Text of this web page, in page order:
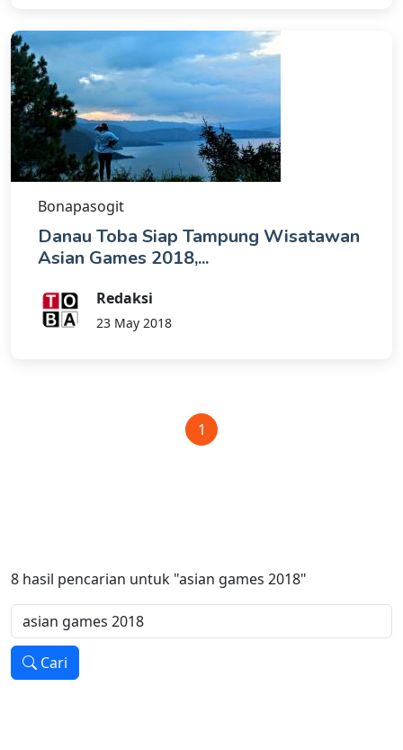
Bonapasogit
Danau Toba Siap Tampung Wisatawan
Asian Games 2018,...
Redaksi
23 May 2018
1
8 hasil pencarian untuk "asian games 2018"
Cari